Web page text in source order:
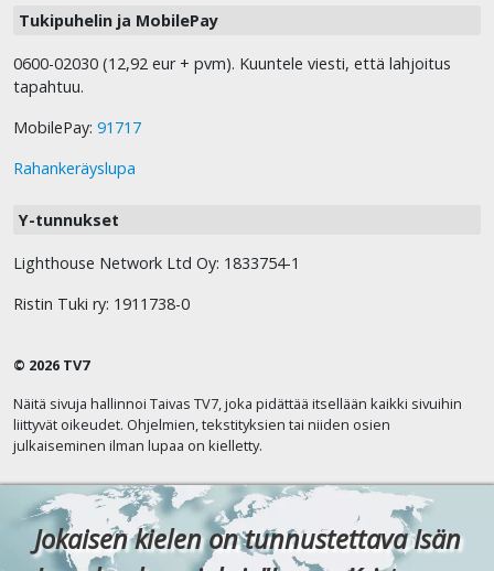
Tukipuhelin ja MobilePay
0600-02030 (12,92 eur + pvm). Kuuntele viesti, että lahjoitus
tapahtuu.
MobilePay: 91717
Rahankeräyslupa
Y-tunnukset
Lighthouse Network Ltd Oy: 1833754-1
Ristin Tuki ry: 1911738-0
© 2026 TV7
Näitä sivuja hallinnoi Taivas TV7, joka pidättää itsellään kaikki sivuihin
liittyvät oikeudet. Ohjelmien, tekstityksien tai niiden osien
julkaiseminen ilman lupaa on kielletty.
Jokaisen kielen on tunnustettava Isän